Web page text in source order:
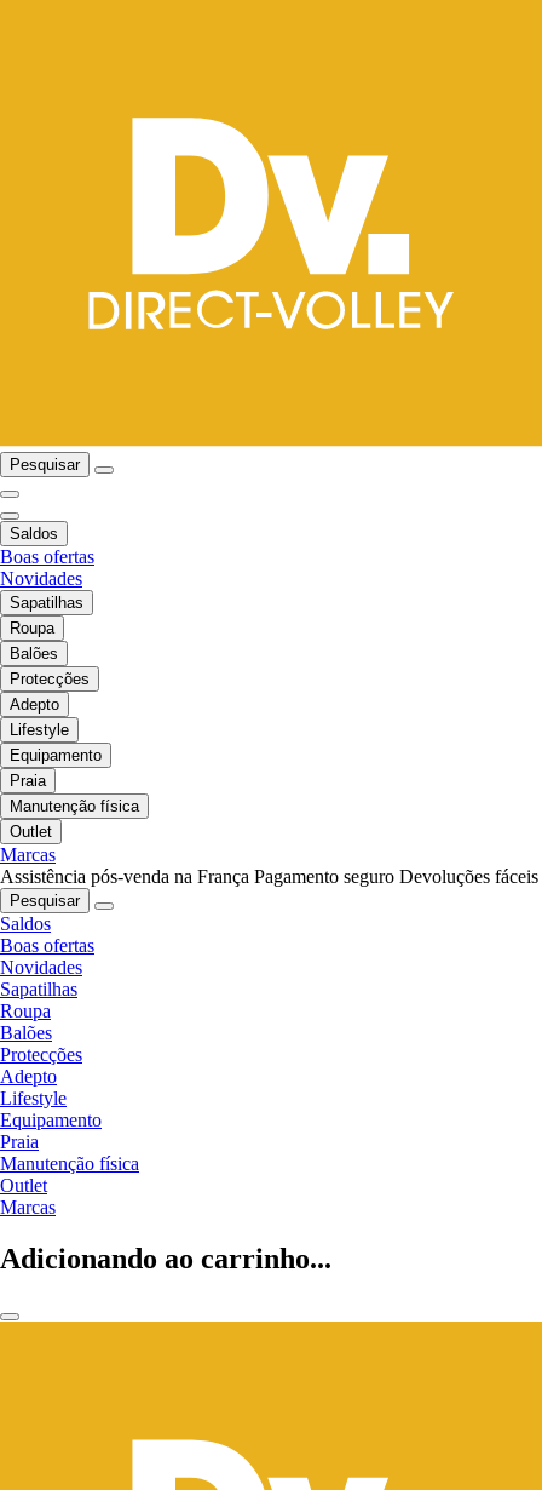
Pesquisar
Saldos
Boas ofertas
Novidades
Sapatilhas
Roupa
Balões
Protecções
Adepto
Lifestyle
Equipamento
Praia
Manutenção física
Outlet
Marcas
Assistência pós-venda na França Pagamento seguro Devoluções fáceis
Pesquisar
Saldos
Boas ofertas
Novidades
Sapatilhas
Roupa
Balões
Protecções
Adepto
Lifestyle
Equipamento
Praia
Manutenção física
Outlet
Marcas
Adicionando ao carrinho...